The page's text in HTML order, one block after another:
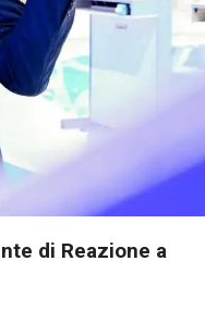
di Reazione a